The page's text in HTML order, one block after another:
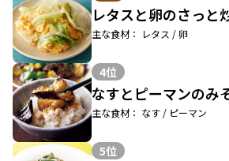
レタスと卵のさっと
主な食材： レタス / 卵
4位
なすとピーマンのみ
主な食材： なす / ピーマン
5位